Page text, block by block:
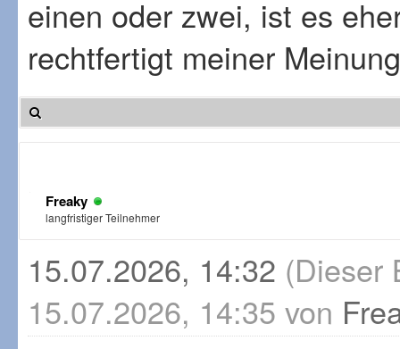
einen oder zwei, ist es
rechtfertigt meiner
Freaky
langfristiger Teilnehmer
15.07.2026, 14:32 (Dieser
15.07.2026, 14:35 von